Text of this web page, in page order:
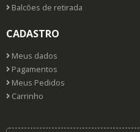
Balcões de retirada
CADASTRO
Meus dados
Pagamentos
Meus Pedidos
Carrinho